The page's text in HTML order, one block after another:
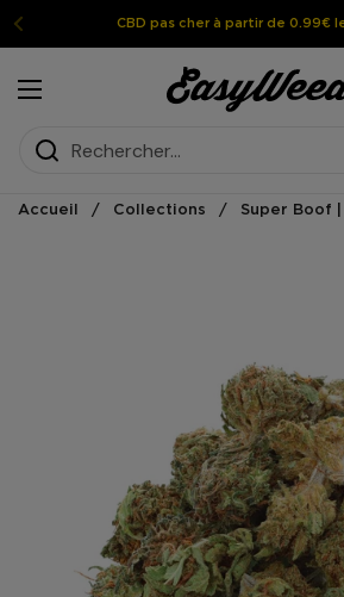
Passer au contenuCBD pas cher à partir de 0.99€
Ouvrir le menu
Accueil / Collections / Super Boof |